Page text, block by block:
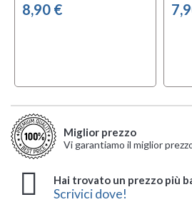
8,90 €
Miglior prezzo
Vi garantiamo il miglior
Hai trovato un prezzo più
Scrivici dove!